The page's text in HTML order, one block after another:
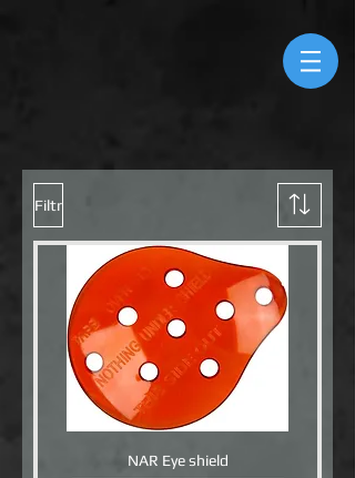
Filtr
NAR Eye shield